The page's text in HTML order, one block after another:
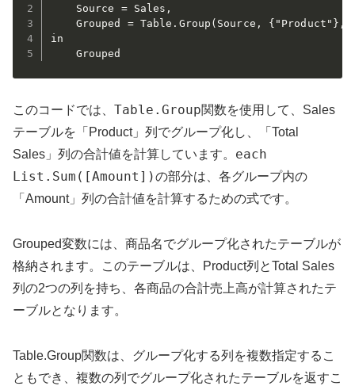
    Source = Sales,
Grouped = Table.Group(Source, {"Product"},
in
    Grouped
このコードでは、 Table.Group関数を使用して、Sales
テーブルを「Product」列でグループ化し、「Total
Sales」列の合計値を計算しています。 each
List.Sum([Amount])の部分は、各グループ内の
「Amount」列の合計値を計算するための式です。
Grouped変数には、商品名でグループ化されたテーブルが
格納されます。このテーブルは、Product列とTotal Sales
列の2つの列を持ち、各商品の合計売上高が計算されたテ
ーブルとなります。
Table.Group関数は、グループ化する列を複数指定するこ
ともでき、複数の列でグループ化されたテーブルを返すこ